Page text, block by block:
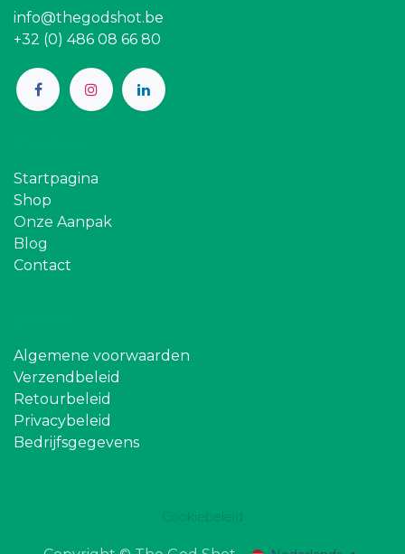
info@thegodshot.be
+32 (0) 486 08 66 80
Startpagina
Shop
Onze Aanpak
Blog
Contact
Algemene voorwaarden
Verzendbeleid
Retourbeleid
Privacybeleid
Bedrijfsgegevens